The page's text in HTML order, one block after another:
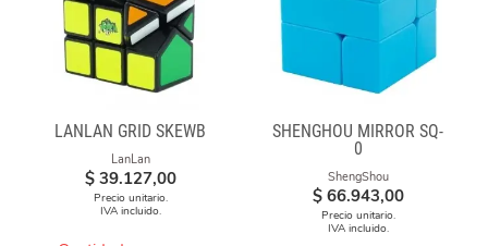
LANLAN GRID SKEWB
LanLan
$ 39.127,00
Precio unitario.
IVA incluido.
SHENGHOU MIRROR SQ-
0
ShengShou
$ 66.943,00
Precio unitario.
IVA incluido.